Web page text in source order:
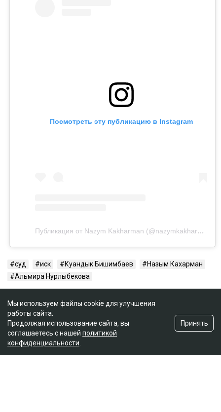
Посмотреть эту публикацию в Instagram
Публикация от Nazym Kakharman (@nazymkakharman)
суд иск Куандык Бишимбаев
Назым Кахарман
Альмира Нурлыбекова
Мы используем файлы cookie для улучшения
работы сайта.
Продолжая использование сайта, вы
соглашаетесь с нашей политикой
конфиденциальности
Принять